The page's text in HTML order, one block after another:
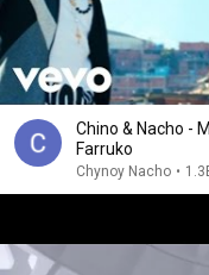
Chino & Nacho -
Farruko
Chynoy Nacho •